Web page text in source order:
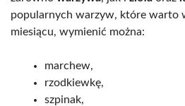
popularnych warzyw, które warto
miesiącu, wymienić można:
marchew,
rzodkiewkę,
szpinak,